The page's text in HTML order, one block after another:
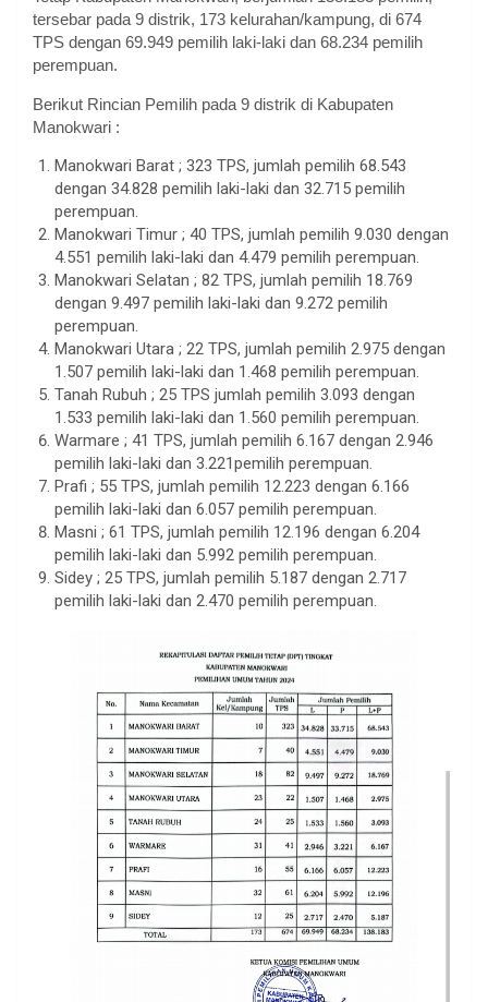
tersebar pada 9 distrik, 173 kelurahan/kampung, di 674
TPS dengan 69.949 pemilih laki-laki dan 68.234 pemilih
perempuan.
Berikut Rincian Pemilih pada 9 distrik di Kabupaten
Manokwari :
Manokwari Barat ; 323 TPS, jumlah pemilih 68.543
dengan 34.828 pemilih laki-laki dan 32.715 pemilih
perempuan.
Manokwari Timur ; 40 TPS, jumlah pemilih 9.030 dengan
4.551 pemilih laki-laki dan 4.479 pemilih perempuan.
Manokwari Selatan ; 82 TPS, jumlah pemilih 18.769
dengan 9.497 pemilih laki-laki dan 9.272 pemilih
perempuan.
Manokwari Utara ; 22 TPS, jumlah pemilih 2.975 dengan
1.507 pemilih laki-laki dan 1.468 pemilih perempuan.
Tanah Rubuh ; 25 TPS jumlah pemilih 3.093 dengan
1.533 pemilih laki-laki dan 1.560 pemilih perempuan.
Warmare ; 41 TPS, jumlah pemilih 6.167 dengan 2.946
pemilih laki-laki dan 3.221pemilih perempuan.
Prafi ; 55 TPS, jumlah pemilih 12.223 dengan 6.166
pemilih laki-laki dan 6.057 pemilih perempuan.
Masni ; 61 TPS, jumlah pemilih 12.196 dengan 6.204
pemilih laki-laki dan 5.992 pemilih perempuan.
Sidey ; 25 TPS, jumlah pemilih 5.187 dengan 2.717
pemilih laki-laki dan 2.470 pemilih perempuan.